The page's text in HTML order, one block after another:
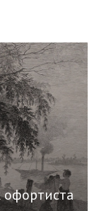
офортиста